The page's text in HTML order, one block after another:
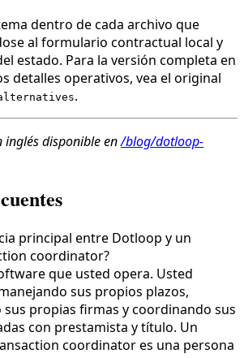
dentro de cada archivo que
al formulario contractual local y
estado. Para la versión completa en
detalles operativos, vea el original
.
inglés disponible en/blog/dotloop-
principal entre Dotloop y un
coordinator?
que usted opera. Usted
sus propios plazos,
propias firmas y coordinando sus
con prestamista y título. Un
coordinator es una persona